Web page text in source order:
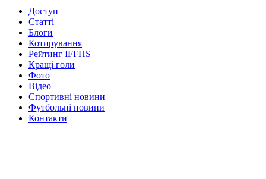
Доступ
Статті
Блоги
Котирування
Рейтинг IFFHS
Кращі голи
Фото
Відео
Спортивні новини
Футбольні новини
Контакти